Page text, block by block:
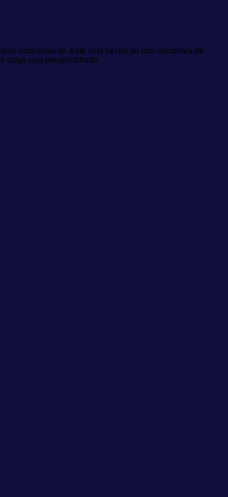
reconfortante. Este está hecho de una microfibra de
salga casi pre-planchado.